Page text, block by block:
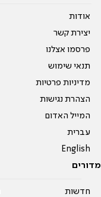
אודות
יצירת קשר
פרסמו אצלנו
תנאי שימוש
מדיניות פרטיות
הצהרת נגישות
המייל האדום
עברית
English
מדורים
חדשות